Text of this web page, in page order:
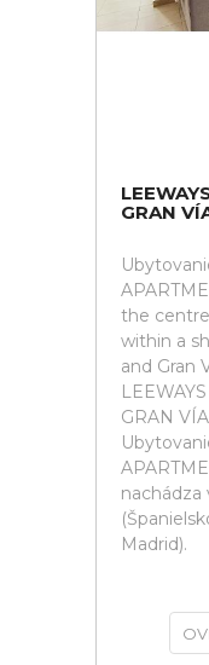
GRAN
the
within a
and Gran
GRAN
Madrid).